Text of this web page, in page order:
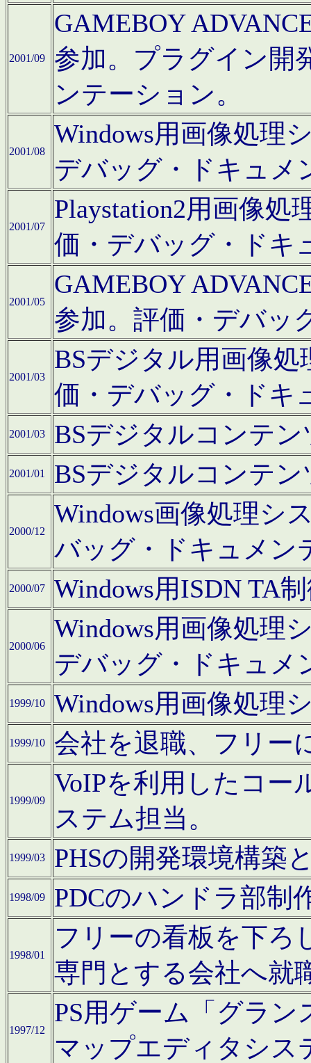
2001/09
GAMEBOY
参加。プラグイン開
ンテーション。
2001/08
Windows用画像処理
デバッグ・ドキュメ
2001/07
Playstation2用画像
価・デバッグ・ドキ
2001/05
GAMEBOY
参加。評価・デバッ
2001/03
BSデジタル用画像
価・デバッグ・ドキ
2001/03 BSデジタルコンテ
2001/01 BSデジタルコンテ
2000/12
Windows画像処理シ
バッグ・ドキュメン
2000/07 Windows用ISDN TA
2000/06
Windows用画像処理
デバッグ・ドキュメ
1999/10 Windows用画像処理
1999/10 会社を退職、フリー
1999/09
VoIPを利用したコー
ステム担当。
1999/03 PHSの開発環境構築
1998/09 PDCのハンドラ部制
1998/01
フリーの看板を下ろ
専門とする会社へ就
1997/12
PS用ゲーム「グラン
マップエディタシス